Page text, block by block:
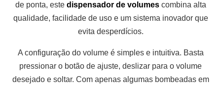
de ponta, este dispensador de volumescombina alta
qualidade, facilidade de uso e um sistema inovador que
evita desperdícios.
A configuração do volume é simples e intuitiva. Basta
pressionar o botão de ajuste, deslizar para o volume
desejado e soltar. Com apenas algumas bombeadas em